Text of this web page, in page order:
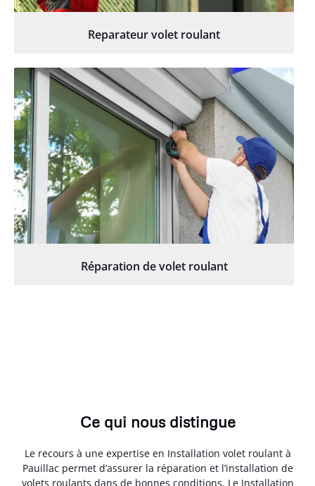
Reparateur volet roulant
Réparation de volet roulant
Ce qui nous distingue
Le recours à une expertise en Installation volet roulant à
Pauillac permet d’assurer la réparation et l’installation de
volets roulants dans de bonnes conditions. Le Installation